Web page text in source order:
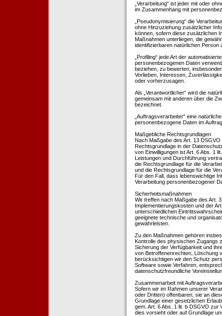
„Verarbeitung“ ist jeder mit oder
im Zusammenhang mit
„Pseudonymisierung“ die
ohne Hinzuziehung zusätzlicher
können, sofern diese zusätzlichen
Maßnahmen unterliegen, die
identifizierbaren natürlichen Person
„Profiling“ jede Art der
personenbezogenen Daten
beziehen, zu bewerten,
Vorlieben, Interessen,
oder vorherzusagen.
Als „Verantwortlicher“ wird die
gemeinsam mit anderen über die
bezeichnet.
„Auftragsverarbeiter“ eine
personenbezogene Daten im
Maßgebliche Rechtsgrundlagen
Nach Maßgabe des Art. 13
Rechtsgrundlage in der
von Einwilligungen ist Art. 6 Abs. 1
Leistungen und Durchführung
die Rechtsgrundlage für die
und die Rechtsgrundlage für die
Für den Fall, dass lebenswichtige
Verarbeitung personenbezogener
Sicherheitsmaßnahmen
Wir treffen nach Maßgabe des Art.
Implementierungskosten und der
unterschiedlichen
geeignete technische und
gewährleisten.
Zu den Maßnahmen gehören
Kontrolle des physischen Zugangs
Sicherung der Verfügbarkeit und
von Betroffenenrechten, Löschung
berücksichtigen wir den Schutz
Software sowie Verfahren,
datenschutzfreundliche
Zusammenarbeit mit
Sofern wir im Rahmen unserer
oder Dritten) offenbaren, sie an
Grundlage einer gesetzlichen
gem. Art. 6 Abs. 1 lit. b DSGVO zur
dies vorsieht oder auf Grundlage